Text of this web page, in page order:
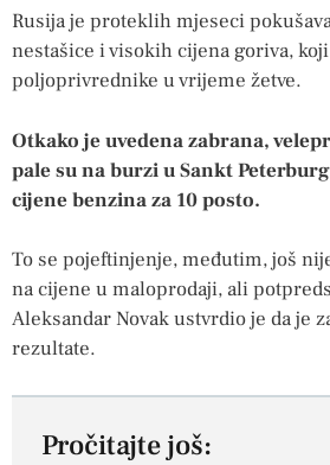
Rusija je proteklih mjeseci
nestašice i visokih cijena goriva,
poljoprivrednike u vrijeme žetve.
Otkako je uvedena zabrana,
pale su na burzi u Sankt
cijene benzina za 10 posto.
To se pojeftinjenje, međutim, još
na cijene u maloprodaji, ali
Aleksandar Novak ustvrdio je da je
rezultate.
Pročitajte još: